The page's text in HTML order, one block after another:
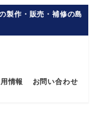
製作・販売・補修の島
情報 お問い合わせ